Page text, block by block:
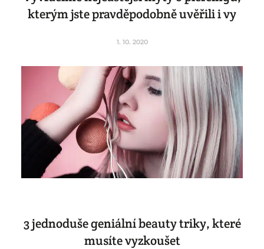
kterým jste pravděpodobně uvěřili i vy
1. 10. 2020
3 jednoduše geniální beauty triky, které
musíte vyzkoušet